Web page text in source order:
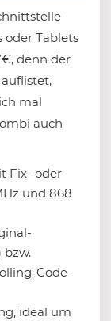
oder Tablets
denn der
mal
auch
Fix- oder
und 868
bzw.
Code-
ideal um